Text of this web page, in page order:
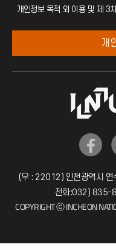
개인정보 목적 외 이용 및 제 3
개
(우 : 22012) 인천광역시 연
전화:032) 835-
COPYRIGHT ⓒ INCHEON